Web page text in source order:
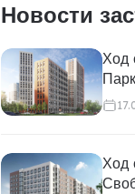
Новости
Ход
Ход